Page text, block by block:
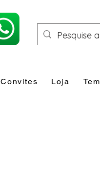
Convites Loja